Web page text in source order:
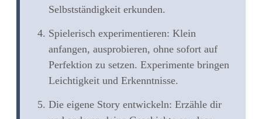
Selbstständigkeit erkunden.
Spielerisch experimentieren: Klein
anfangen, ausprobieren, ohne sofort auf
Perfektion zu setzen. Experimente bringen
Leichtigkeit und Erkenntnisse.
Die eigene Story entwickeln: Erzähle dir